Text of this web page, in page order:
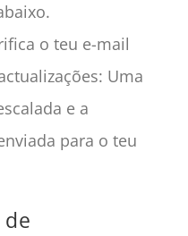
o teu e-mail
Uma
e a
para o teu